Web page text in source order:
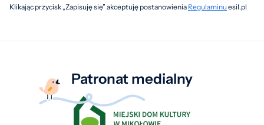
Klikając przycisk „Zapisuję się” akceptuję postanowienia Regulaminuesil.pl
Patronat medialny